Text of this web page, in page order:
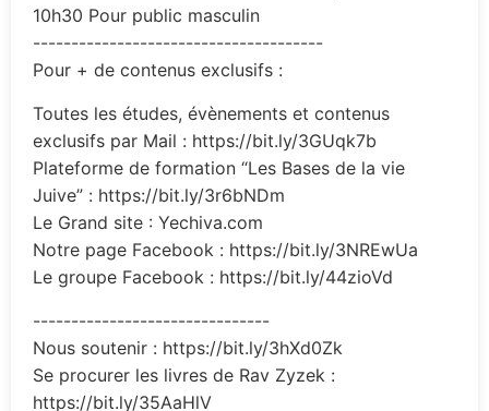
10h30 Pour public masculin
--------------------------------------
Pour + de contenus exclusifs :
Toutes les études, évènements et contenus
exclusifs par Mail : https://bit.ly/3GUqk7b
Plateforme de formation “Les Bases de la vie
Juive” : https://bit.ly/3r6bNDm
Le Grand site : Yechiva.com
Notre page Facebook : https://bit.ly/3NREwUa
Le groupe Facebook : https://bit.ly/44zioVd
-------------------------------
Nous soutenir : https://bit.ly/3hXd0Zk
Se procurer les livres de Rav Zyzek :
https://bit.ly/35AaHlV